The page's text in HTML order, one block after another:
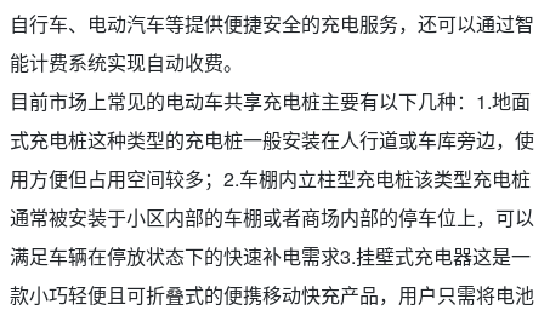
自行车、电动汽车等提供便捷安全的充电服务，还可以通过智
能计费系统实现自动收费。
目前市场上常见的电动车共享充电桩主要有以下几种：1.地面
式充电桩这种类型的充电桩一般安装在人行道或车库旁边，使
用方便但占用空间较多；2.车棚内立柱型充电桩该类型充电桩
通常被安装于小区内部的车棚或者商场内部的停车位上，可以
满足车辆在停放状态下的快速补电需求3.挂壁式充电器这是一
款小巧轻便且可折叠式的便携移动快充产品，用户只需将电池